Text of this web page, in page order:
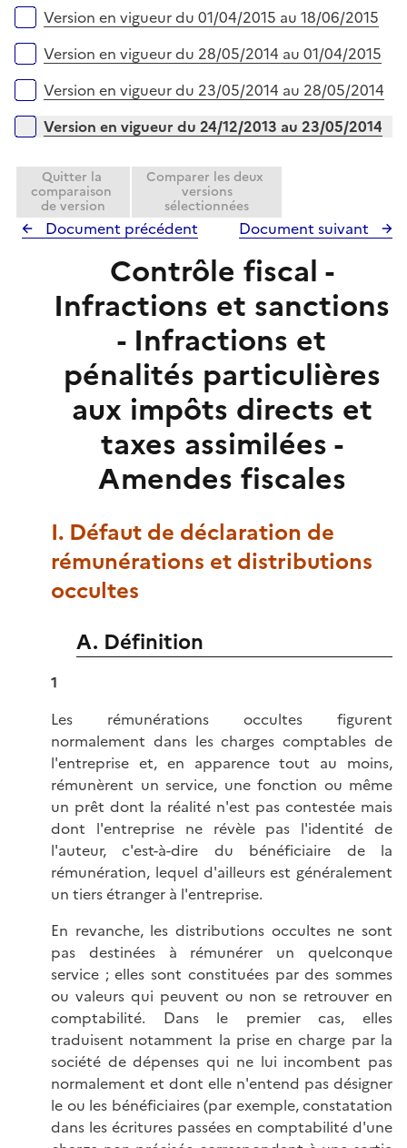
Version en vigueur du 01/04/2015 au 18/06/2015
Version en vigueur du 28/05/2014 au 01/04/2015
Version en vigueur du 23/05/2014 au 28/05/2014
Version en vigueur du 24/12/2013 au 23/05/2014
Quitter la
comparaison
de version
Comparer les deux
versions
sélectionnées
Document précédent Document suivant
Contrôle fiscal -
Infractions et sanctions
- Infractions et
pénalités particulières
aux impôts directs et
taxes assimilées -
Amendes fiscales
I. Défaut de déclaration de
rémunérations et distributions
occultes
A. Définition
1
Les rémunérations occultes figurent
normalement dans les charges comptables de
l'entreprise et, en apparence tout au moins,
rémunèrent un service, une fonction ou même
un prêt dont la réalité n'est pas contestée mais
dont l'entreprise ne révèle pas l'identité de
l'auteur, c'est-à-dire du bénéficiaire de la
rémunération, lequel d'ailleurs est généralement
un tiers étranger à l'entreprise.
En revanche, les distributions occultes ne sont
pas destinées à rémunérer un quelconque
service ; elles sont constituées par des sommes
ou valeurs qui peuvent ou non se retrouver en
comptabilité. Dans le premier cas, elles
traduisent notamment la prise en charge par la
société de dépenses qui ne lui incombent pas
normalement et dont elle n'entend pas désigner
le ou les bénéficiaires (par exemple, constatation
dans les écritures passées en comptabilité d'une